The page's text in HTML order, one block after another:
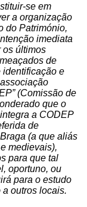
se em
a organização
do Património,
imediata
os últimos
de
identificação e
(Comissão de
que o
a CODEP
de
(a que aliás
medievais),
para que tal
oportuno, ou
para o estudo
outros locais.